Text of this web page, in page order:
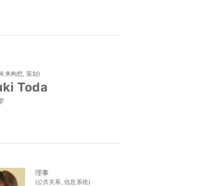
来构想, 策划)
Toda
理事
(公共关系, 信息系统)